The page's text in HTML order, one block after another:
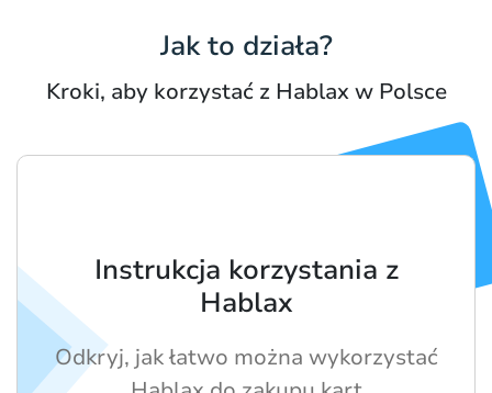
Jak to działa?
Kroki, aby korzystać z Hablax w Polsce
Instrukcja korzystania z
Hablax
Odkryj, jak łatwo można wykorzystać